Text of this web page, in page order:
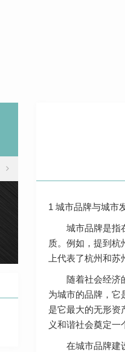
1 城市品牌与城市
城市品牌是指在
质。例如，提到杭
上代表了杭州和苏
随着社会经济的
为城市的品牌，它
是它最大的无形资
义和谐社会奠定一
在城市品牌建设